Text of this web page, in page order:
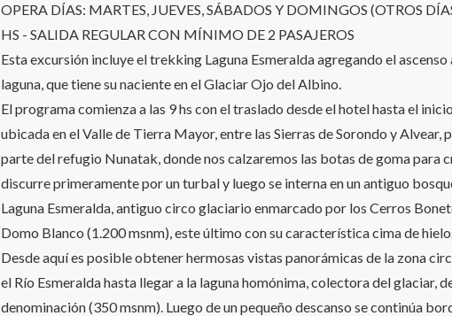
OPERA DÍAS: MARTES, JUEVES, SÁBADOS Y DOMINGOS (OTROS
HS - SALIDA REGULAR CON MÍNIMO DE 2 PASAJEROS
Esta excursión incluye el trekking Laguna Esmeralda agregando el
laguna, que tiene su naciente en el Glaciar Ojo del Albino.
El programa comienza a las 9 hs con el traslado desde el hotel hasta el
ubicada en el Valle de Tierra Mayor, entre las Sierras de Sorondo y Alvear,
parte del refugio Nunatak, donde nos calzaremos las botas de goma para
discurre primeramente por un turbal y luego se interna en un antiguo
Laguna Esmeralda, antiguo circo glaciario enmarcado por los Cerros
Domo Blanco (1.200 msnm), este último con su característica cima de
Desde aquí es posible obtener hermosas vistas panorámicas de la zona
el Río Esmeralda hasta llegar a la laguna homónima, colectora del glaciar,
denominación (350 msnm). Luego de un pequeño descanso se continúa